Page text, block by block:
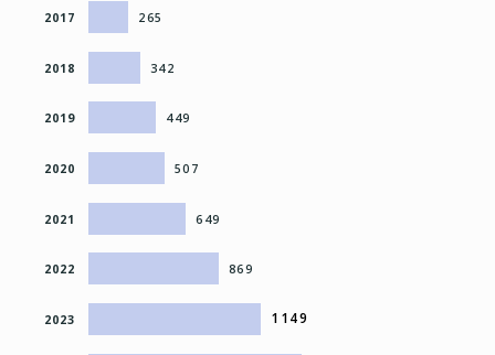
265
2017
342
2018
449
2019
507
2020
649
2021
869
2022
1149
2023